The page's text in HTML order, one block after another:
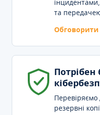
та
Обговорити
Потрібен
Перевіряємо
резервні